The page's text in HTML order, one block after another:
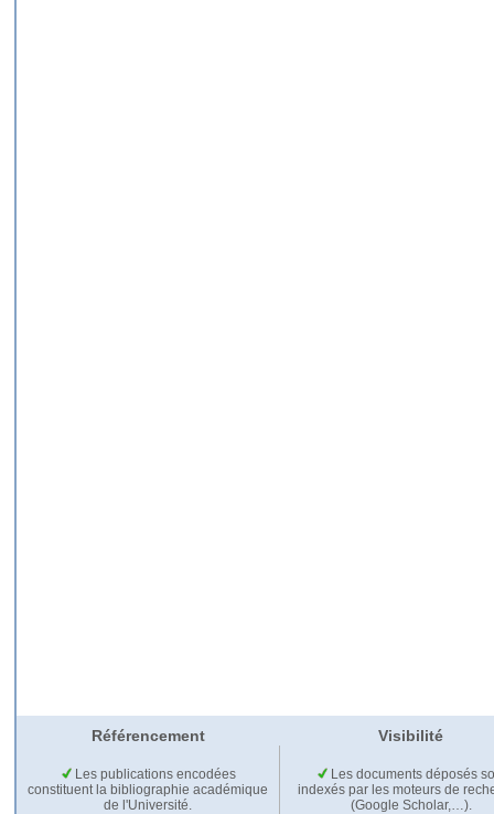
Référencement Visibilité
Les publications encodées
constituent la bibliographie académique
de l'Université.
Les documents déposés
indexés par les moteurs de
(Google Scholar,…).